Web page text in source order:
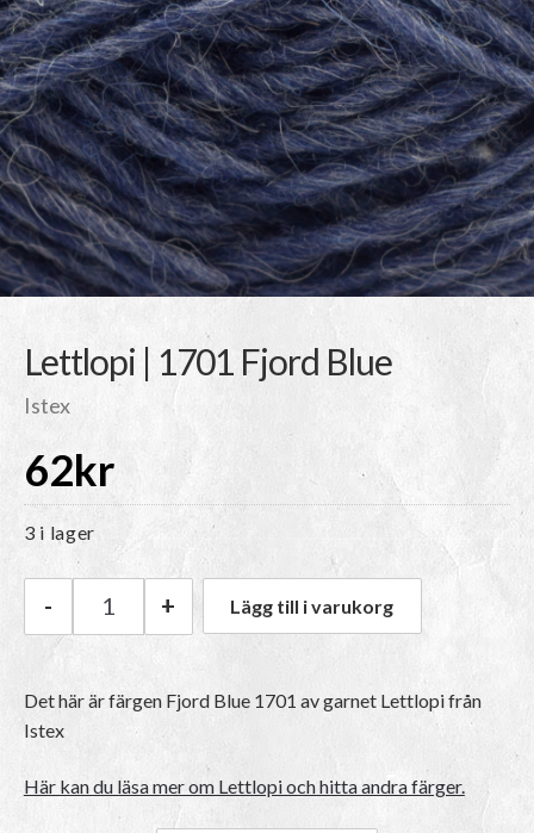
Lettlopi | 1701 Fjord Blue
Istex
62kr
3 i lager
Istex Lettlopi | 1701 Fjord Blue mängd
- + Lägg till i varukorg
Det här är färgen Fjord Blue 1701 av garnet Lettlopifrån
Istex
Här kan du läsa mer om Lettlopi och hitta andra färger.